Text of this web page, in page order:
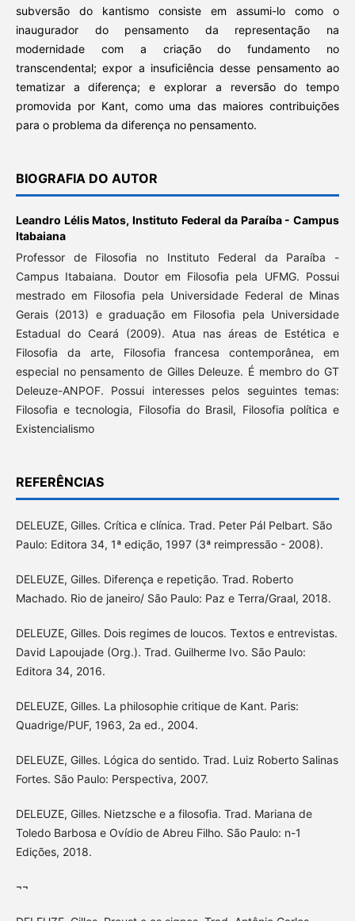
subversão do kantismo consiste em assumi-lo como o
inaugurador do pensamento da representação na
modernidade com a criação do fundamento no
transcendental; expor a insuficiência desse pensamento ao
tematizar a diferença; e explorar a reversão do tempo
promovida por Kant, como uma das maiores contribuições
para o problema da diferença no pensamento.
BIOGRAFIA DO AUTOR
Leandro Lélis Matos,Instituto Federal da Paraíba - Campus
Itabaiana
Professor de Filosofia no Instituto Federal da Paraíba -
Campus Itabaiana. Doutor em Filosofia pela UFMG. Possui
mestrado em Filosofia pela Universidade Federal de Minas
Gerais (2013) e graduação em Filosofia pela Universidade
Estadual do Ceará (2009). Atua nas áreas de Estética e
Filosofia da arte, Filosofia francesa contemporânea, em
especial no pensamento de Gilles Deleuze. É membro do GT
Deleuze-ANPOF. Possui interesses pelos seguintes temas:
Filosofia e tecnologia, Filosofia do Brasil, Filosofia política e
Existencialismo
REFERÊNCIAS
DELEUZE, Gilles. Crítica e clínica. Trad. Peter Pál Pelbart. São
Paulo: Editora 34, 1ª edição, 1997 (3ª reimpressão - 2008).
DELEUZE, Gilles. Diferença e repetição. Trad. Roberto
Machado. Rio de janeiro/ São Paulo: Paz e Terra/Graal, 2018.
DELEUZE, Gilles. Dois regimes de loucos. Textos e entrevistas.
David Lapoujade (Org.). Trad. Guilherme Ivo. São Paulo:
Editora 34, 2016.
DELEUZE, Gilles. La philosophie critique de Kant. Paris:
Quadrige/PUF, 1963, 2a ed., 2004.
DELEUZE, Gilles. Lógica do sentido. Trad. Luiz Roberto Salinas
Fortes. São Paulo: Perspectiva, 2007.
DELEUZE, Gilles. Nietzsche e a filosofia. Trad. Mariana de
Toledo Barbosa e Ovídio de Abreu Filho. São Paulo: n-1
Edições, 2018.
¬¬